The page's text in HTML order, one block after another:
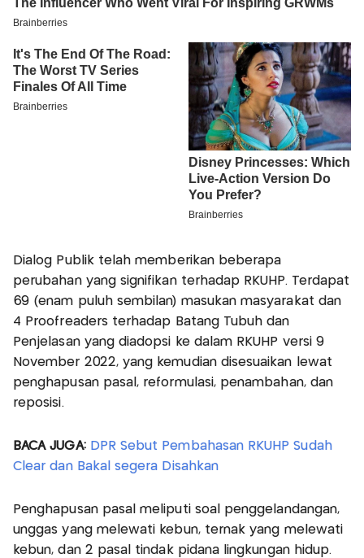
Dialog Publik telah memberikan beberapa
perubahan yang signifikan terhadap RKUHP. Terdapat
69 (enam puluh sembilan) masukan masyarakat dan
4 Proofreaders terhadap Batang Tubuh dan
Penjelasan yang diadopsi ke dalam RKUHP versi 9
November 2022, yang kemudian disesuaikan lewat
penghapusan pasal, reformulasi, penambahan, dan
reposisi.
BACA JUGA:DPR Sebut Pembahasan RKUHP Sudah
Clear dan Bakal segera Disahkan
Penghapusan pasal meliputi soal penggelandangan,
unggas yang melewati kebun, ternak yang melewati
kebun, dan 2 pasal tindak pidana lingkungan hidup.